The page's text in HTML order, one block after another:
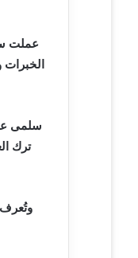
عملت
سلمى
ترك